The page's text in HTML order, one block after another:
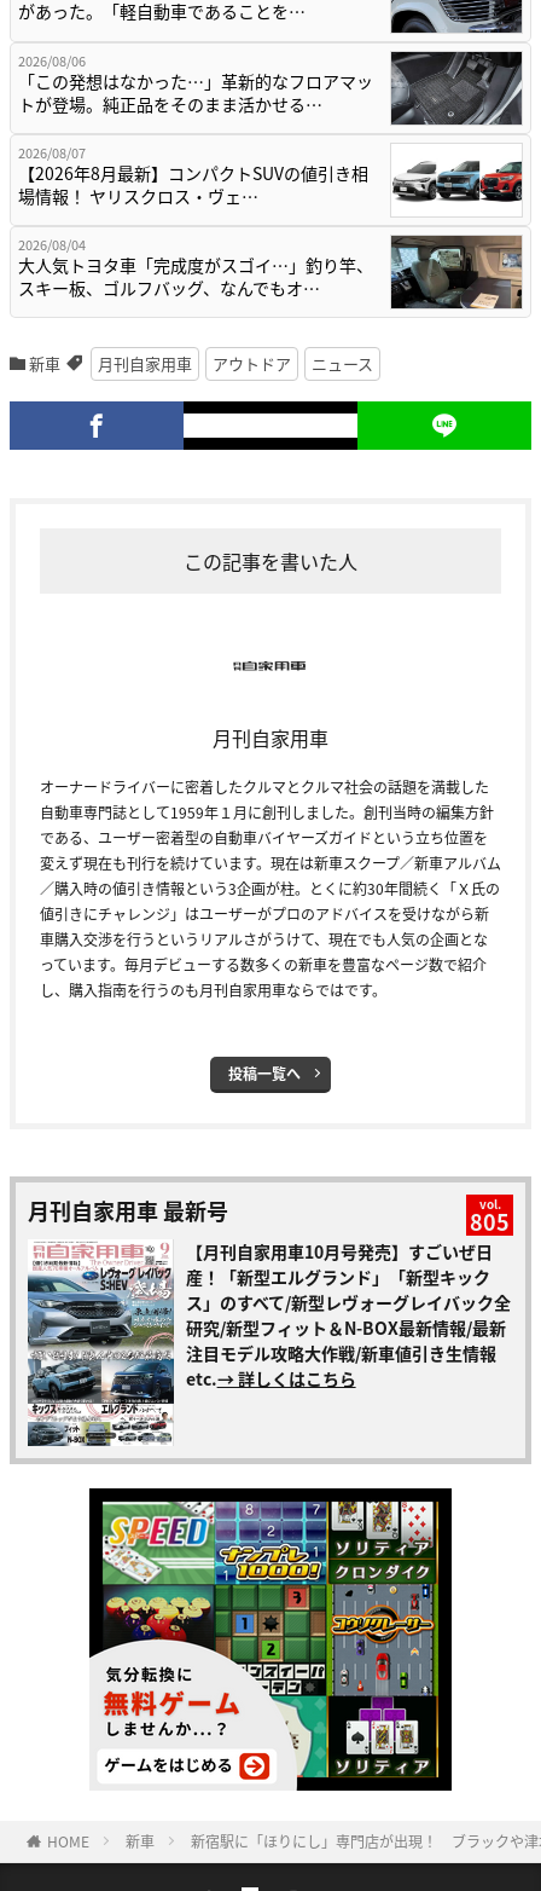
があった。「軽自動車であることを…
2026/08/06
「この発想はなかった…」革新的なフロアマッ
トが登場。純正品をそのまま活かせる…
2026/08/07
【2026年8月最新】コンパクトSUVの値引き相
場情報！ ヤリスクロス・ヴェ…
2026/08/04
大人気トヨタ車「完成度がスゴイ…」釣り竿、
スキー板、ゴルフバッグ、なんでもオ…
新車 月刊自家用車 アウトドア ニュース
この記事を書いた人
月刊自家用車
オーナードライバーに密着したクルマとクルマ社会の話題を満載した
自動車専門誌として1959年１月に創刊しました。創刊当時の編集方針
である、ユーザー密着型の自動車バイヤーズガイドという立ち位置を
変えず現在も刊行を続けています。現在は新車スクープ／新車アルバム
／購入時の値引き情報という3企画が柱。とくに約30年間続く「Ｘ氏の
値引きにチャレンジ」はユーザーがプロのアドバイスを受けながら新
車購入交渉を行うというリアルさがうけて、現在でも人気の企画とな
っています。毎月デビューする数多くの新車を豊富なページ数で紹介
し、購入指南を行うのも月刊自家用車ならではです。
投稿一覧へ
月刊自家用車 最新号 vol.
805
【月刊自家用車10月号発売】すごいぜ日
産！「新型エルグランド」「新型キック
ス」のすべて/新型レヴォーグレイバック全
研究/新型フィット＆N-BOX最新情報/最新
注目モデル攻略大作戦/新車値引き生情報
etc.→ 詳しくはこちら
HOME 新車 新宿駅に「ほりにし」専門店が出現！ ブラックや